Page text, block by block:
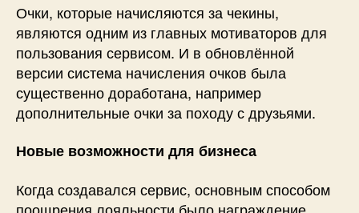
Очки, которые начисляются за чекины,
являются одним из главных мотиваторов для
пользования сервисом. И в обновлённой
версии система начисления очков была
существенно доработана, например
дополнительные очки за походу с друзьями.
Новые возможности для бизнеса
Когда создавался сервис, основным способом
поощрения лояльности было награждение